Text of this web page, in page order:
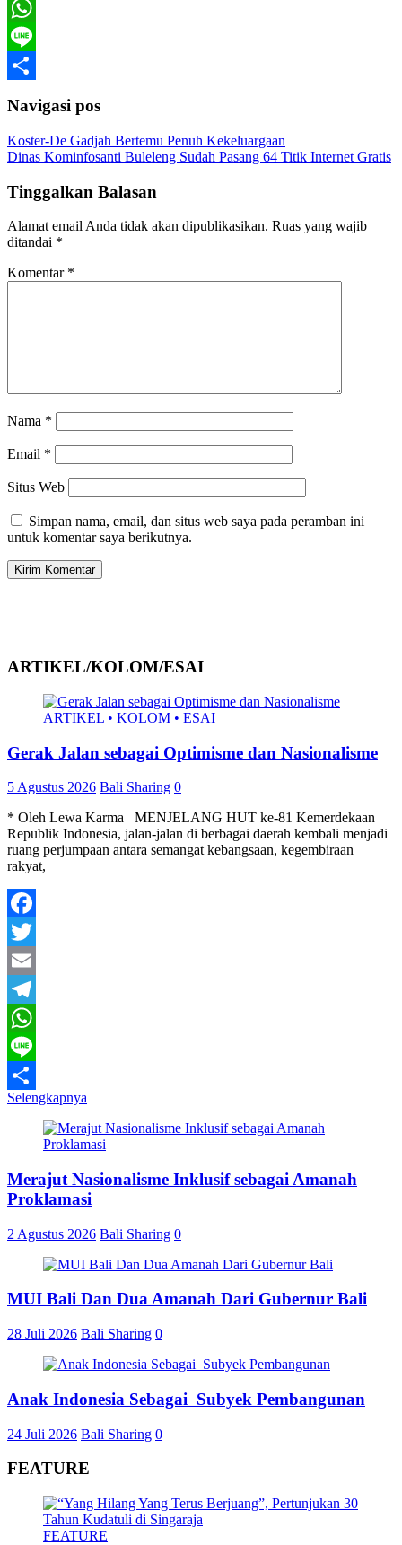
Telegram
WhatsApp
Line
Navigasi pos
Koster-De Gadjah Bertemu Penuh Kekeluargaan
Dinas Kominfosanti Buleleng Sudah Pasang 64 Titik Internet Gratis
Tinggalkan Balasan
Alamat email Anda tidak akan dipublikasikan. Ruas yang wajib
ditandai *
Komentar *
Nama *
Email *
Situs Web
Simpan nama, email, dan situs web saya pada peramban ini
untuk komentar saya berikutnya.
ARTIKEL/KOLOM/ESAI
ARTIKEL • KOLOM • ESAI
Gerak Jalan sebagai Optimisme dan Nasionalisme
5 Agustus 2026 Bali Sharing 0
* Oleh Lewa Karma MENJELANG HUT ke-81 Kemerdekaan
Republik Indonesia, jalan-jalan di berbagai daerah kembali menjadi
ruang perjumpaan antara semangat kebangsaan, kegembiraan
rakyat,
Facebook
Twitter
Email
Telegram
WhatsApp
Line
Share
Selengkapnya
Merajut Nasionalisme Inklusif sebagai Amanah
Proklamasi
2 Agustus 2026 Bali Sharing 0
MUI Bali Dan Dua Amanah Dari Gubernur Bali
28 Juli 2026 Bali Sharing 0
Anak Indonesia Sebagai Subyek Pembangunan
24 Juli 2026 Bali Sharing 0
FEATURE
FEATURE